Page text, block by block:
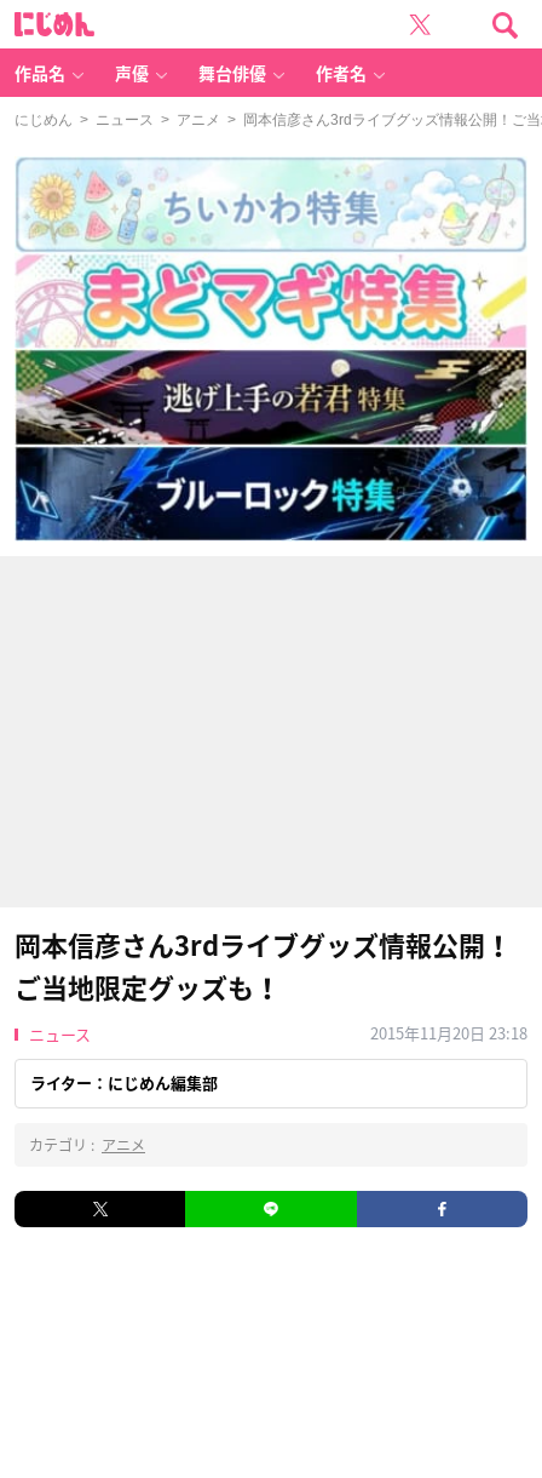
作品名 声優 舞台俳優 作者名
にじめん > ニュース > アニメ > 岡本信彦さん3rdライブグッズ情報公開！ご
岡本信彦さん3rdライブグッズ情報公開！
ご当地限定グッズも！
ニュース 2015年11月20日 23:18
ライター：にじめん編集部
カテゴリ : アニメ